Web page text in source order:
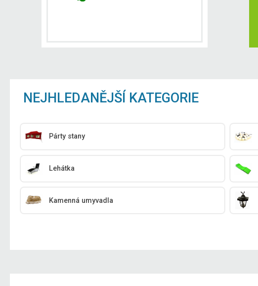
NEJHLEDANĚJŠÍ KATEGORIE
Párty stany
Lehátka
Kamenná umyvadla